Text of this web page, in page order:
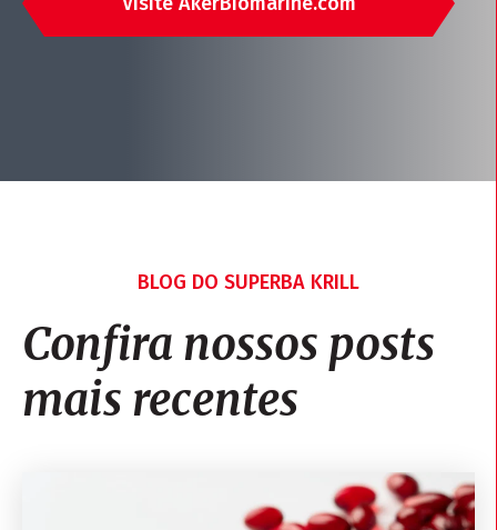
BLOG DO SUPERBA KRILL
Confira nossos posts
mais recentes